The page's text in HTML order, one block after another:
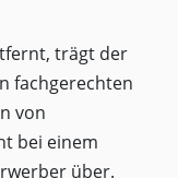
trägt der
fachgerechten
von
bei einem
über.